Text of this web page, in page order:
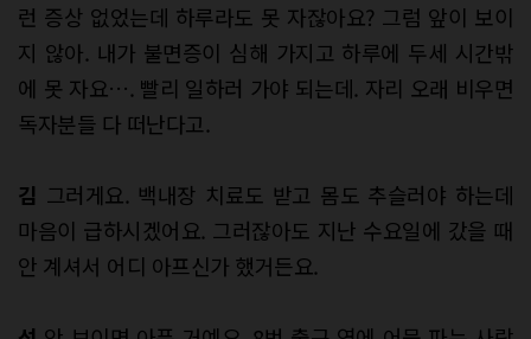
런 증상 없었는데 하루라도 못 자잖아요? 그럼 앞이 보이
지 않아. 내가 불면증이 심해 가지고 하루에 두세 시간밖
에 못 자요…. 빨리 일하러 가야 되는데. 자리 오래 비우면
독자분들 다 떠난다고.
김 그러게요. 백내장 치료도 받고 몸도 추슬러야 하는데
마음이 급하시겠어요. 그러잖아도 지난 수요일에 갔을 때
안 계셔서 어디 아프신가 했거든요.